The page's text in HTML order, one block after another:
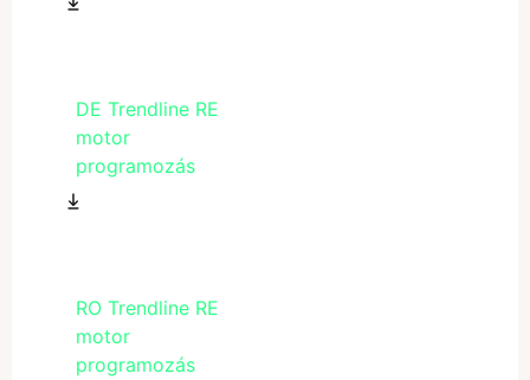
DE Trendline RE
motor
programozás
RO Trendline RE
motor
programozás